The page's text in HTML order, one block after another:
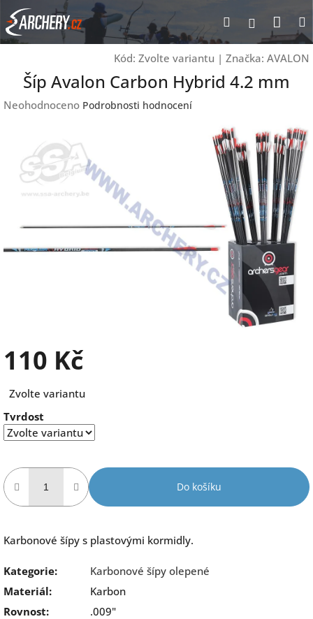
Přejít
na
obsah
Hledat
Kód: Zvolte variantu | Značka: AVALON
Šíp Avalon Carbon Hybrid 4.2 mm
Průměrné
Neohodnoceno Podrobnosti hodnocení
110 Kč
cena:
Zvolte variantu
Tvrdost
Do košíku
Karbonové šípy s plastovými kormidly.
Kategorie:
Karbonové šípy olepené
Materiál:
Karbon
Rovnost:
.009"